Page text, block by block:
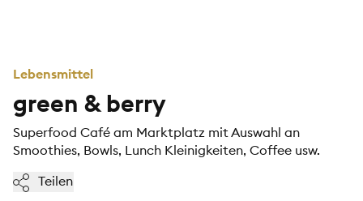
Lebensmittel
green & berry
Superfood Café am Marktplatz mit Auswahl an
Smoothies, Bowls, Lunch Kleinigkeiten, Coffee usw.
Teilen